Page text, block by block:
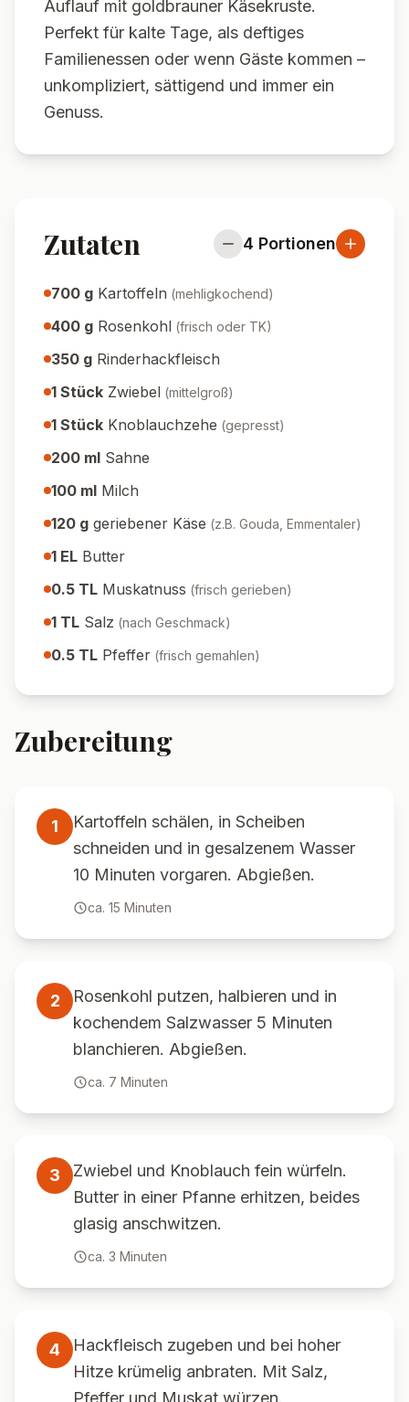
Auflauf mit goldbrauner Käsekruste.
Perfekt für kalte Tage, als deftiges
Familienessen oder wenn Gäste kommen –
unkompliziert, sättigend und immer ein
Genuss.
Zutaten 4 Portionen
700 g Kartoffeln (mehligkochend)
400 g Rosenkohl (frisch oder TK)
350 g Rinderhackfleisch
1 Stück Zwiebel (mittelgroß)
1 Stück Knoblauchzehe (gepresst)
200 ml Sahne
100 ml Milch
120 g geriebener Käse (z.B. Gouda, Emmentaler)
1 EL Butter
0.5 TL Muskatnuss (frisch gerieben)
1 TL Salz (nach Geschmack)
0.5 TL Pfeffer (frisch gemahlen)
Zubereitung
1
Kartoffeln schälen, in Scheiben
schneiden und in gesalzenem Wasser
10 Minuten vorgaren. Abgießen.
ca. 15 Minuten
2
Rosenkohl putzen, halbieren und in
kochendem Salzwasser 5 Minuten
blanchieren. Abgießen.
ca. 7 Minuten
3
Zwiebel und Knoblauch fein würfeln.
Butter in einer Pfanne erhitzen, beides
glasig anschwitzen.
ca. 3 Minuten
4
Hackfleisch zugeben und bei hoher
Hitze krümelig anbraten. Mit Salz,
Pfeffer und Muskat würzen.